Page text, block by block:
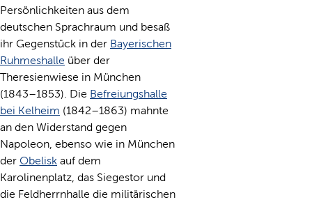
Persönlichkeiten aus dem
deutschen Sprachraum und besaß
ihr Gegenstück in der Bayerischen
Ruhmeshalle über der
Theresienwiese in München
(1843–1853). Die Befreiungshalle
bei Kelheim (1842–1863) mahnte
an den Widerstand gegen
Napoleon, ebenso wie in München
der Obelisk auf dem
Karolinenplatz, das Siegestor und
die Feldherrnhalle die militärischen